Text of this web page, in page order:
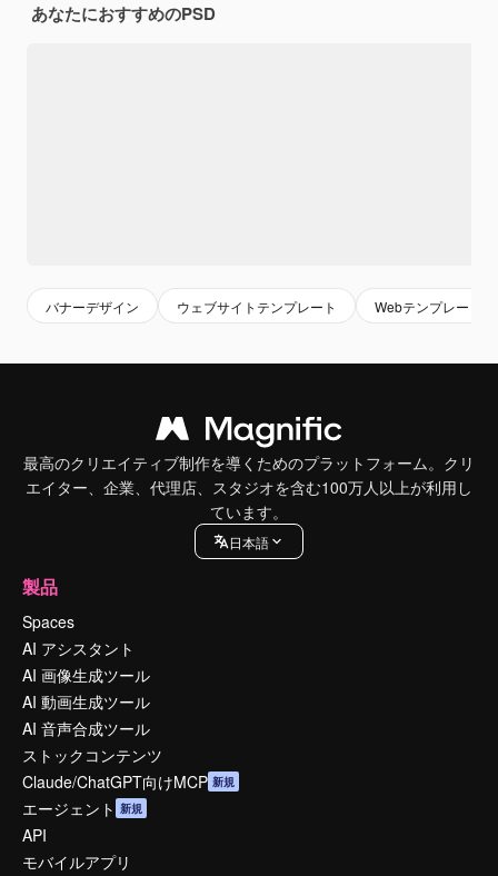
あなたにおすすめのPSD
バナーデザイン ウェブサイトテンプレート Webテンプレート
最高のクリエイティブ制作を導くためのプラットフォーム。クリ
エイター、企業、代理店、スタジオを含む100万人以上が利用し
ています。
日本語
製品
Spaces
AI アシスタント
AI 画像生成ツール
AI 動画生成ツール
AI 音声合成ツール
ストックコンテンツ
Claude/ChatGPT向けMCP 新規
エージェント 新規
API
モバイルアプリ